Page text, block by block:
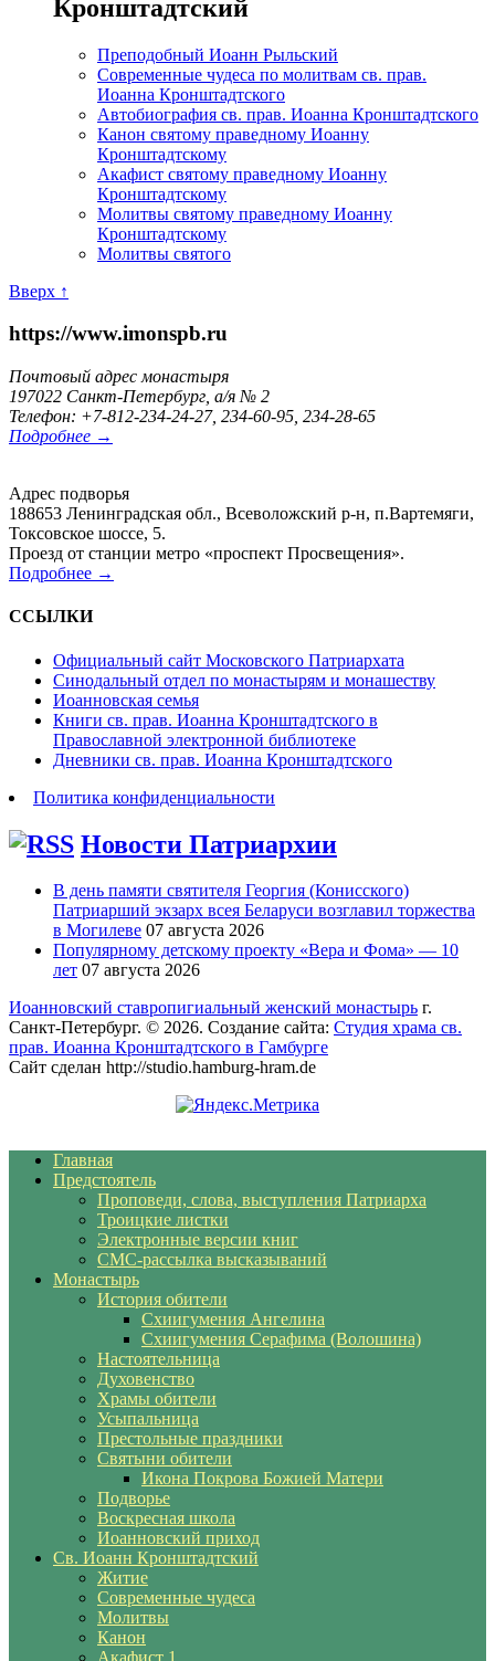
Кронштадтский
Преподобный Иоанн Рыльский
Современные чудеса по молитвам св. прав.
Иоанна Кронштадтского
Автобиография св. прав. Иоанна Кронштадтского
Канон святому праведному Иоанну
Кронштадтскому
Акафист святому праведному Иоанну
Кронштадтскому
Молитвы святому праведному Иоанну
Кронштадтскому
Молитвы святого
Вверх ↑
https://www.imonspb.ru
Почтовый адрес монастыря
197022 Санкт-Петербург, а/я № 2
Телефон: +7-812-234-24-27, 234-60-95, 234-28-65
Подробнее →
Адрес подворья
188653 Ленинградская обл., Всеволожский р-н, п.Вартемяги,
Токсовское шоссе, 5.
Проезд от станции метро «проспект Просвещения».
Подробнее →
ССЫЛКИ
Официальный сайт Московского Патриархата
Синодальный отдел по монастырям и монашеству
Иоанновская семья
Книги св. прав. Иоанна Кронштадтского в
Православной электронной библиотеке
Дневники св. прав. Иоанна Кронштадтского
Политика конфиденциальности
Новости Патриархии
В день памяти святителя Георгия (Конисского)
Патриарший экзарх всея Беларуси возглавил торжества
в Могилеве 07 августа 2026
Популярному детскому проекту «Вера и Фома» — 10
лет 07 августа 2026
Иоанновский ставропигиальный женский монастырь г.
Санкт-Петербург. © 2026. Создание сайта: Студия храма св.
прав. Иоанна Кронштадтского в Гамбурге
Сайт сделан http://studio.hamburg-hram.de
Главная
Предстоятель
Проповеди, слова, выступления Патриарха
Троицкие листки
Электронные версии книг
СМС-рассылка высказываний
Монастырь
История обители
Схиигумения Ангелина
Схиигумения Серафима (Волошина)
Настоятельница
Духовенство
Храмы обители
Усыпальница
Престольные праздники
Святыни обители
Икона Покрова Божией Матери
Подворье
Воскресная школа
Иоанновский приход
Св. Иоанн Кронштадтский
Житие
Современные чудеса
Молитвы
Канон